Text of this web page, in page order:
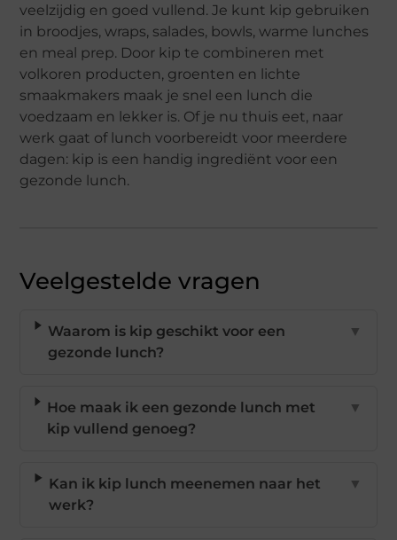
veelzijdig en goed vullend. Je kunt kip gebruiken
in broodjes, wraps, salades, bowls, warme lunches
en meal prep. Door kip te combineren met
volkoren producten, groenten en lichte
smaakmakers maak je snel een lunch die
voedzaam en lekker is. Of je nu thuis eet, naar
werk gaat of lunch voorbereidt voor meerdere
dagen: kip is een handig ingrediënt voor een
gezonde lunch.
Veelgestelde vragen
Waarom is kip geschikt voor een
gezonde lunch?
▼
Hoe maak ik een gezonde lunch met
kip vullend genoeg?
▼
Kan ik kip lunch meenemen naar het
werk?
▼